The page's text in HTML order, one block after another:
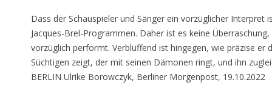
Dass der Schauspieler und Sänger ein vorzüglicher Interpret
Jacques-Brel-Programmen. Daher ist es keine
vorzüglich performt. Verblüffend ist hingegen, wie präzise er
Süchtigen zeigt, der mit seinen Dämonen ringt, und ihn
BERLIN Ulrike Borowczyk, Berliner Morgenpost, 19.10.2022